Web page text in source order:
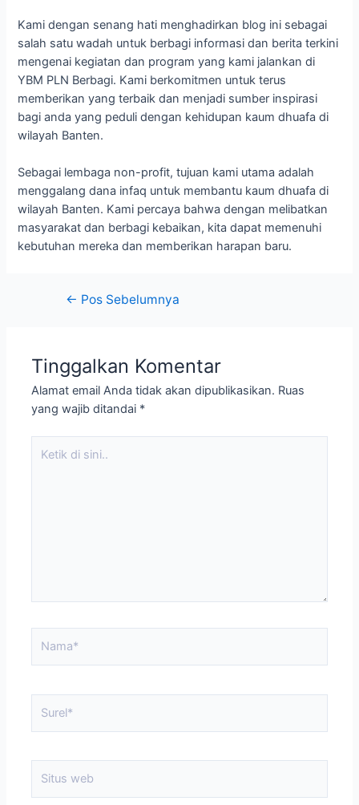
Kami dengan senang hati menghadirkan blog ini sebagai
salah satu wadah untuk berbagi informasi dan berita terkini
mengenai kegiatan dan program yang kami jalankan di
YBM PLN Berbagi. Kami berkomitmen untuk terus
memberikan yang terbaik dan menjadi sumber inspirasi
bagi anda yang peduli dengan kehidupan kaum dhuafa di
wilayah Banten.
Sebagai lembaga non-profit, tujuan kami utama adalah
menggalang dana infaq untuk membantu kaum dhuafa di
wilayah Banten. Kami percaya bahwa dengan melibatkan
masyarakat dan berbagi kebaikan, kita dapat memenuhi
kebutuhan mereka dan memberikan harapan baru.
Navigasi
← Pos Sebelumnya
Tinggalkan Komentar
Alamat email Anda tidak akan dipublikasikan. Ruas
yang wajib ditandai *
web